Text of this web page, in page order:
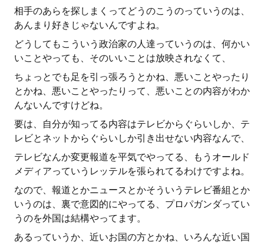
相手のあらを探しまくってどうのこうのっていうのは、
あんまり好きじゃないんですよね。
どうしてもこういう政治家の人達っていうのは、何かい
いことやっても、そのいいことは放映されなくて、
ちょっとでも足を引っ張ろうとかね、悪いことやったり
とかね、悪いことやったりって、悪いことの内容がわか
んないんですけどね。
要は、自分が知ってる内容はテレビからぐらいしか、テ
レビとネットからぐらいしか引き出せない内容なんで、
テレビなんか変更報道を平気でやってる、もうオールド
メディアっていうレッテルを張られてるわけですよね。
なので、報道とかニュースとかそういうテレビ番組とか
いうのは、裏で意図的にやってる、プロパガンダってい
うのを外国は結構やってます。
あるっていうか、近いお国の方とかね、いろんな近い国